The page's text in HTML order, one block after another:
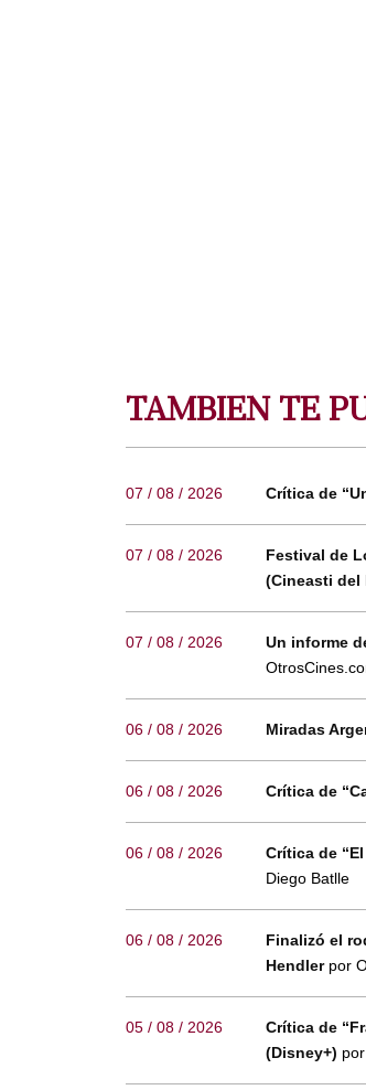
TAMBIEN TE
07 / 08 / 2026 Crítica de
07 / 08 / 2026
Festival de
(Cineasti del
07 / 08 / 2026 Un informe
06 / 08 / 2026 Miradas
06 / 08 / 2026 Crítica de
06 / 08 / 2026 Crítica de
Diego Batlle
06 / 08 / 2026
Finalizó el
Hendler por
05 / 08 / 2026
Crítica de
(Disney+)